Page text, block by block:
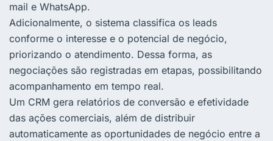
mail e WhatsApp.
Adicionalmente, o sistema classifica os leads
conforme o interesse e o potencial de negócio,
priorizando o atendimento. Dessa forma, as
negociações são registradas em etapas, possibilitando
acompanhamento em tempo real.
Um CRM gera relatórios de conversão e efetividade
das ações comerciais, além de distribuir
automaticamente as oportunidades de negócio entre a